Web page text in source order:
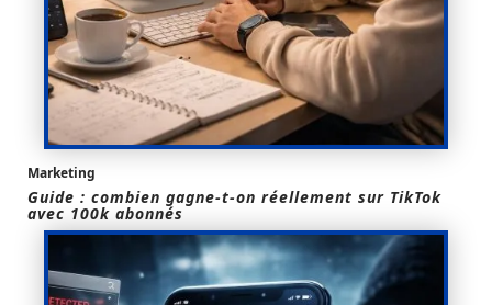
Marketing
Guide : combien gagne-t-on réellement sur TikTok
avec 100k abonnés